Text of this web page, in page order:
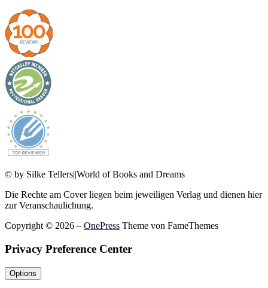
© by Silke Tellers||World of Books and Dreams
Die Rechte am Cover liegen beim jeweiligen Verlag und dienen hier
zur Veranschaulichung.
Copyright © 2026 – OnePress Theme von FameThemes
Privacy Preference Center
Options